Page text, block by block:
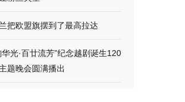
把欧盟旗摆到了最高拉达
华光·百廿流芳”纪念越剧诞生120
题晚会圆满播出